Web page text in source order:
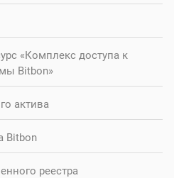
«Комплекс доступа к
Bitbon»
актива
Bitbon
реестра